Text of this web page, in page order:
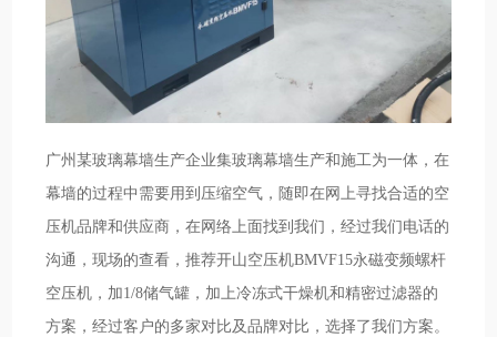
广州某玻璃幕墙生产企业集玻璃幕墙生产和施工为一体，在
幕墙的过程中需要用到压缩空气，随即在网上寻找合适的空
压机品牌和供应商，在网络上面找到我们，经过我们电话的
沟通，现场的查看，推荐开山空压机BMVF15永磁变频螺杆
空压机，加1/8储气罐，加上冷冻式干燥机和精密过滤器的
方案，经过客户的多家对比及品牌对比，选择了我们方案。